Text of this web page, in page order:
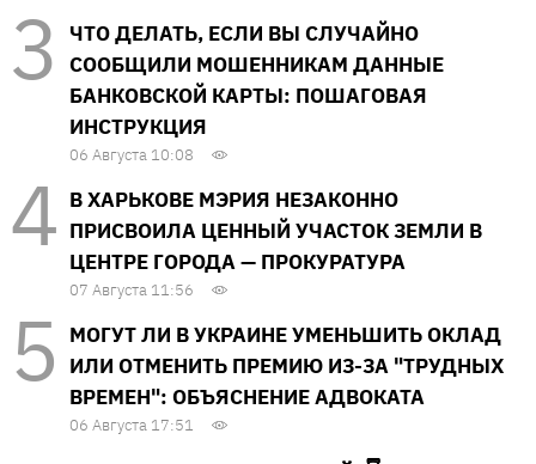
ЧТО ДЕЛАТЬ, ЕСЛИ ВЫ СЛУЧАЙНО
СООБЩИЛИ МОШЕННИКАМ ДАННЫЕ
БАНКОВСКОЙ КАРТЫ: ПОШАГОВАЯ
ИНСТРУКЦИЯ
06 Августа 10:08
В ХАРЬКОВЕ МЭРИЯ НЕЗАКОННО
ПРИСВОИЛА ЦЕННЫЙ УЧАСТОК ЗЕМЛИ В
ЦЕНТРЕ ГОРОДА — ПРОКУРАТУРА
07 Августа 11:56
МОГУТ ЛИ В УКРАИНЕ УМЕНЬШИТЬ ОКЛАД
ИЛИ ОТМЕНИТЬ ПРЕМИЮ ИЗ-ЗА "ТРУДНЫХ
ВРЕМЕН": ОБЪЯСНЕНИЕ АДВОКАТА
06 Августа 17:51